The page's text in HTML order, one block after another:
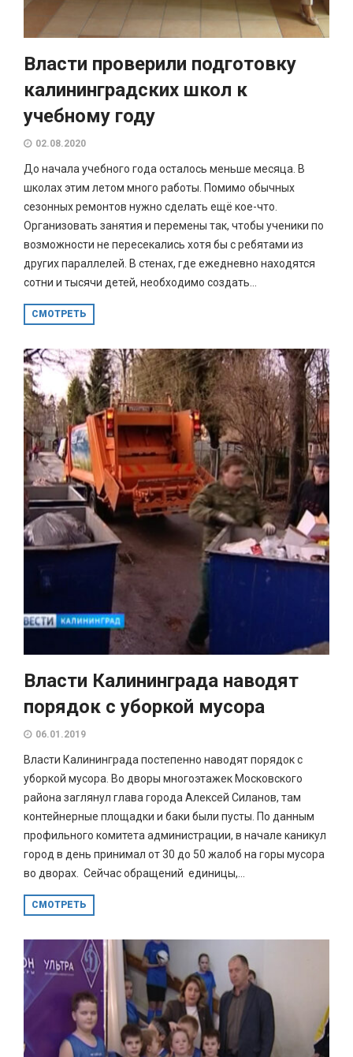
Власти проверили подготовку
калининградских школ к
учебному году
02.08.2020
До начала учебного года осталось меньше месяца. В
школах этим летом много работы. Помимо обычных
сезонных ремонтов нужно сделать ещё кое-что.
Организовать занятия и перемены так, чтобы ученики по
возможности не пересекались хотя бы с ребятами из
других параллелей. В стенах, где ежедневно находятся
сотни и тысячи детей, необходимо создать...
СМОТРЕТЬ
Власти Калининграда наводят
порядок с уборкой мусора
06.01.2019
Власти Калининграда постепенно наводят порядок с
уборкой мусора. Во дворы многоэтажек Московского
района заглянул глава города Алексей Силанов, там
контейнерные площадки и баки были пусты. По данным
профильного комитета администрации, в начале каникул
город в день принимал от 30 до 50 жалоб на горы мусора
во дворах. Сейчас обращений единицы,...
СМОТРЕТЬ